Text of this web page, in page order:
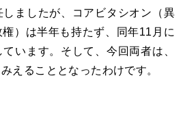
ましたが、コアビタシオン（異
）は半年も持たず、同年11 月に
います。そして、今回両者は、
えることとなったわけです。